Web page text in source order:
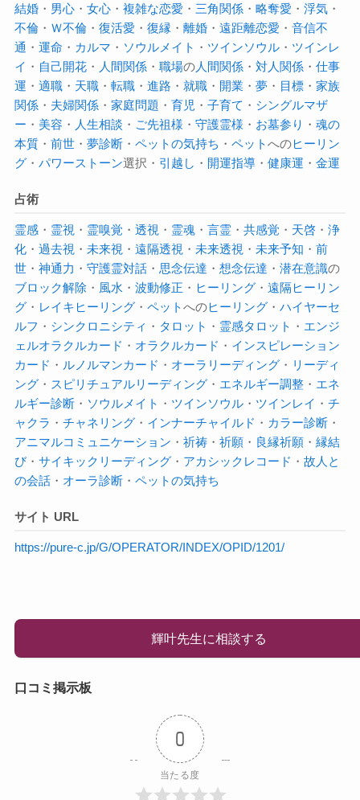
結婚・ 男心・ 女心・ 複雑な恋愛 ・ 三角関係・ 略奪愛 ・ 浮気・
不倫・ Ｗ不倫・ 復活愛 ・ 復縁 ・ 離婚・ 遠距離恋愛 ・ 音信不
通 ・ 運命 ・ カルマ ・ ソウルメイト ・ ツインソウル・ ツインレ
イ ・ 自己開花・ 人間関係・ 職場の人間関係・ 対人関係・ 仕事
運 ・ 適職・ 天職・ 転職・ 進路 ・ 就職・ 開業 ・ 夢・ 目標・ 家族
関係・ 夫婦関係・ 家庭問題 ・ 育児 ・ 子育て ・ シングルマザ
ー ・ 美容 ・ 人生相談 ・ ご先祖様 ・ 守護霊様 ・ お墓参り ・ 魂の
本質・ 前世・ 夢診断・ ペットの気持ち ・ ペットへのヒーリン
グ・ パワーストーン選択・ 引越し ・ 開運指導・ 健康運 ・ 金運
占術
霊感・ 霊視 ・ 霊嗅覚 ・ 透視 ・ 霊魂・ 言霊・ 共感覚 ・ 天啓・ 浄
化・ 過去視 ・ 未来視 ・ 遠隔透視 ・ 未来透視 ・ 未来予知 ・ 前
世・ 神通力 ・ 守護霊対話・ 思念伝達 ・ 想念伝達 ・ 潜在意識の
ブロック解除・ 風水 ・ 波動修正 ・ ヒーリング・ 遠隔ヒーリン
グ・ レイキヒーリング・ ペットへのヒーリング・ ハイヤーセ
ルフ ・ シンクロニシティ ・ タロット ・ 霊感タロット ・ エンジ
ェルオラクルカード ・ オラクルカード ・ インスピレーション
カード ・ ルノルマンカード ・ オーラ リーディング・ リーディ
ング・ スピリチュアルリーディング・ エネルギー調整・ エネ
ルギー診断・ ソウルメイト ・ ツインソウル・ ツインレイ ・ チ
ャクラ ・ チャネリング・ インナーチャイルド ・ カラー診断・
アニマルコミュニケーション ・ 祈祷・ 祈願・ 良縁祈願・ 縁結
び・ サイキック リーディング・ アカシックレコード ・ 故人と
の会話・ オーラ診断・ ペットの気持ち
サイト URL
https://pure-c.jp/G/OPERATOR/INDEX/OPID/1201/
輝叶先生に相談する
口コミ掲示板
0
当たる度